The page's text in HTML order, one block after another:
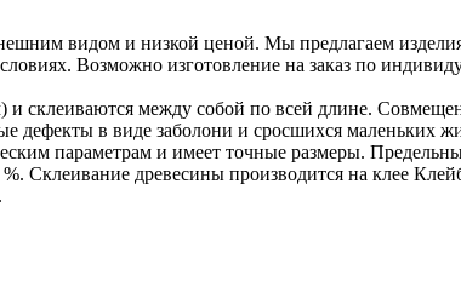
видом и низкой ценой. Мы предлагаем
Возможно изготовление на заказ по
между собой по всей длине.
дефекты в виде заболони и сросшихся
параметрам и имеет точные размеры.
древесины производится на клее